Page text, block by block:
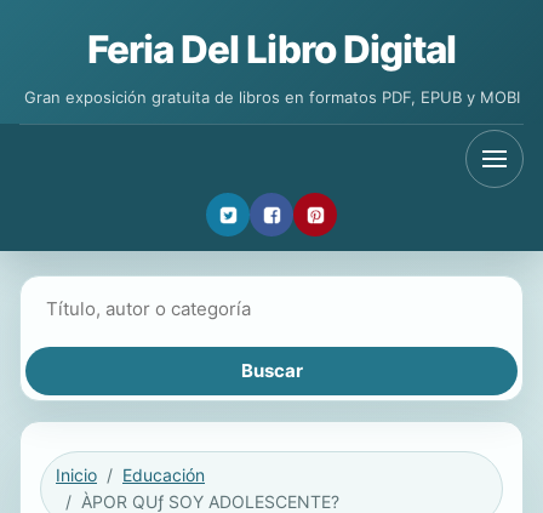
Feria Del Libro Digital
Gran exposición gratuita de libros en formatos PDF, EPUB y MOBI
Inicio
Educación
ÀPOR QUƒ SOY ADOLESCENTE?